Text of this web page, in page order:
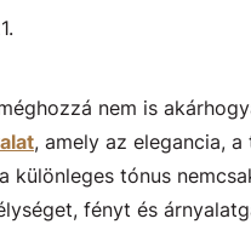
nem is
, amely az elegancia,
tónus
fényt és